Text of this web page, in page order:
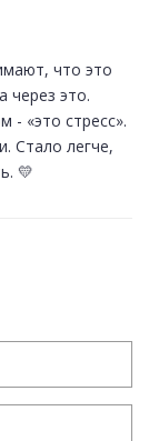
что это
через это.
- «это стресс».
Стало легче,
💛